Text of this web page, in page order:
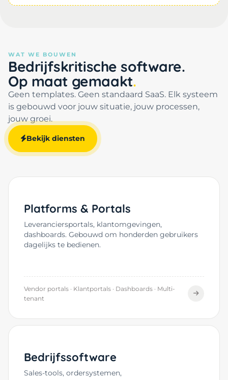
WAT WE BOUWEN
Bedrijfskritische software.
Op maat gemaakt
Geen templates. Geen standaard SaaS. Elk systeem
is gebouwd voor jouw situatie, jouw processen,
jouw groei.
Bekijk diensten
Platforms & Portals
Leveranciersportals, klantomgevingen,
dashboards. Gebouwd om honderden gebruikers
dagelijks te bedienen.
Vendor portals · Klantportals · Dashboards · Multi-
tenant
Bedrijfssoftware
Sales-tools, ordersystemen,